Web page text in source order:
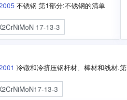
不锈钢 第1部分:不锈钢的清单
17-13-3
冷镦和冷挤压钢杆材、棒材和线材.
13-3